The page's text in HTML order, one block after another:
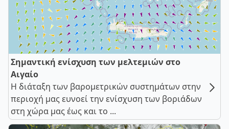
Σημαντική ενίσχυση των μελτεμιών στο
Αιγαίο
Η διάταξη των βαρομετρικών συστημάτων στην
περιοχή μας ευνοεί την ενίσχυση των βοριάδων
στη χώρα μας έως και το ...